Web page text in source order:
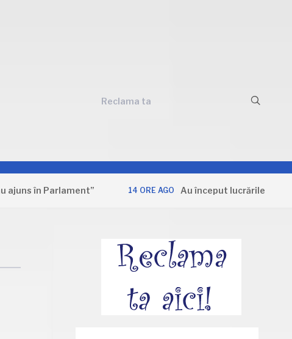
Reclama ta
în Parlament” 14 ORE AGO Au început lucrările la Secția de